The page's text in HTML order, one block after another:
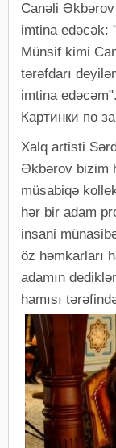
Canəli
imtina edəcək:
Münsif kimi
tərəfdarı
imtina edəcəm".
Картинки по
Xalq artisti
Əkbərov bizim
müsabiqə
hər bir adam
insani
öz həmkarları
adamın
hamısı